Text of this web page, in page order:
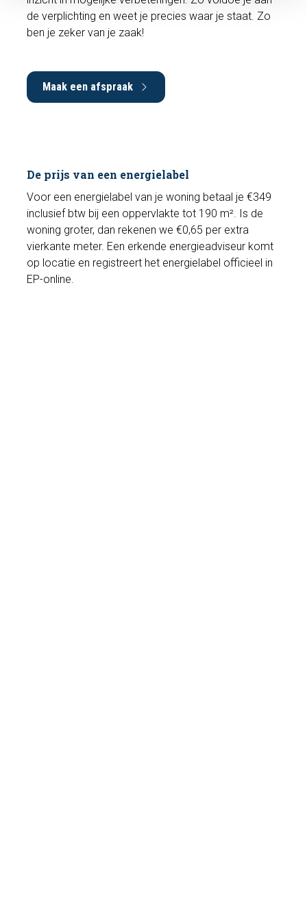
de verplichting en weet je precies waar je staat. Zo
ben je zeker van je zaak!
Maak een afspraak
De prijs van een energielabel
Voor een energielabel van je woning betaal je €349
inclusief btw bij een oppervlakte tot 190 m². Is de
woning groter, dan rekenen we €0,65 per extra
vierkante meter. Een erkende energieadviseur komt
op locatie en registreert het energielabel officieel in
EP-online.